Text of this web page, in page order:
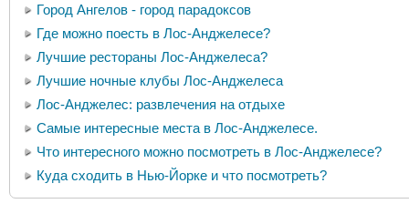
Город Ангелов - город парадоксов
Где можно поесть в Лос-Анджелесе?
Лучшие рестораны Лос-Анджелеса?
Лучшие ночные клубы Лос-Анджелеса
Лос-Анджелес: развлечения на отдыхе
Самые интересные места в Лос-Анджелесе.
Что интересного можно посмотреть в Лос-Анджелесе?
Куда сходить в Нью-Йорке и что посмотреть?